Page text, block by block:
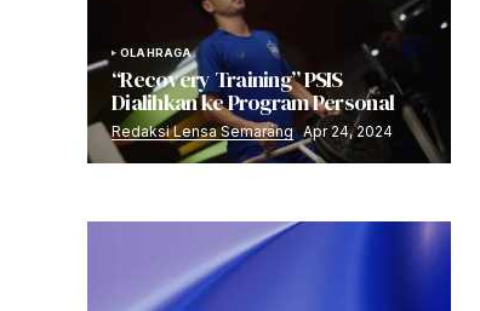
OLAHRAGA
“Recovery Training” PSIS
Dialihkan ke Program Personal
Redaksi Lensa Semarang Apr 24, 2024